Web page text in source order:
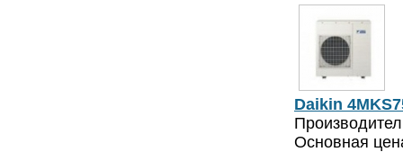
Daikin
Основная